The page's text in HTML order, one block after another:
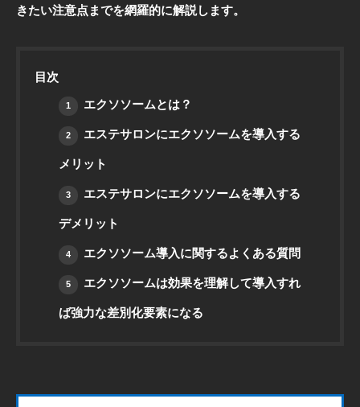
きたい注意点までを網羅的に解説します。
目次
1 エクソソームとは？
2 エステサロンにエクソソームを導入する
メリット
3 エステサロンにエクソソームを導入する
デメリット
4 エクソソーム導入に関するよくある質問
5 エクソソームは効果を理解して導入すれ
ば強力な差別化要素になる